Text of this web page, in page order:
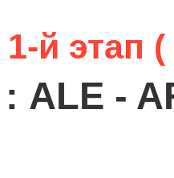
1-й этап
: ALE -